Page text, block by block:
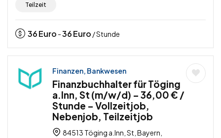
Teilzeit
36Euro -36Euro / Stunde
Finanzen, Bankwesen
Finanzbuchhalter für Töging
a.Inn, St (m/w/d) – 36,00 € /
Stunde – Vollzeitjob,
Nebenjob, Teilzeitjob
84513 Töging a.Inn, St, Bayern,